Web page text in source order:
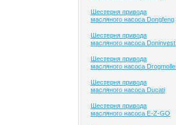
Шестерня привода
масляного насоса Dongfeng
Шестерня привода
масляного насоса Doninvest
Шестерня привода
масляного насоса
Шестерня привода
масляного насоса Ducati
Шестерня привода
масляного насоса E-Z-GO